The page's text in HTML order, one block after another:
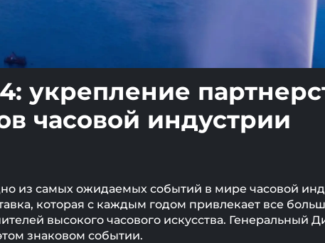
укрепление
часовой индустрии
из самых ожидаемых событий в мире часовой
которая с каждым годом привлекает все
высокого часового искусства. Генеральный
знаковом событии.